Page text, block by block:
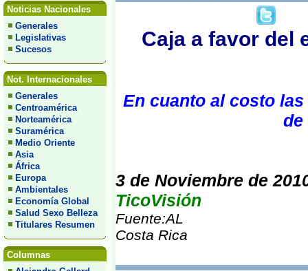
Noticias Nacionales
Generales
Legislativas
Sucesos
Not. Internacionales
Generales
Centroamérica
Norteamérica
Suramérica
Medio Oriente
Asia
África
Europa
Ambientales
Economía Global
Salud Sexo Belleza
Titulares Resumen
Columnas
Caja a favor del
En cuanto al costo
de
3 de Noviembre de
TicoVisión
Fuente:AL
Costa Rica